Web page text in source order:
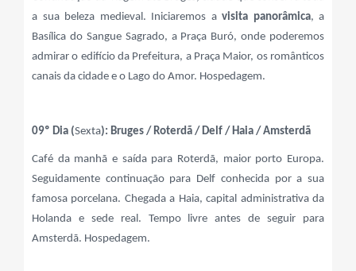
a sua beleza medieval. Iniciaremos a visita panorâmica, a
Basílica do Sangue Sagrado, a Praça Buró, onde poderemos
admirar o edifício da Prefeitura, a Praça Maior, os românticos
canais da cidade e o Lago do Amor. Hospedagem.
09º Dia (Sexta): Bruges / Roterdã / Delf / Haia / Amsterdã
Café da manhã e saída para Roterdã, maior porto Europa.
Seguidamente continuação para Delf conhecida por a sua
famosa porcelana. Chegada a Haia, capital administrativa da
Holanda e sede real. Tempo livre antes de seguir para
Amsterdã. Hospedagem.